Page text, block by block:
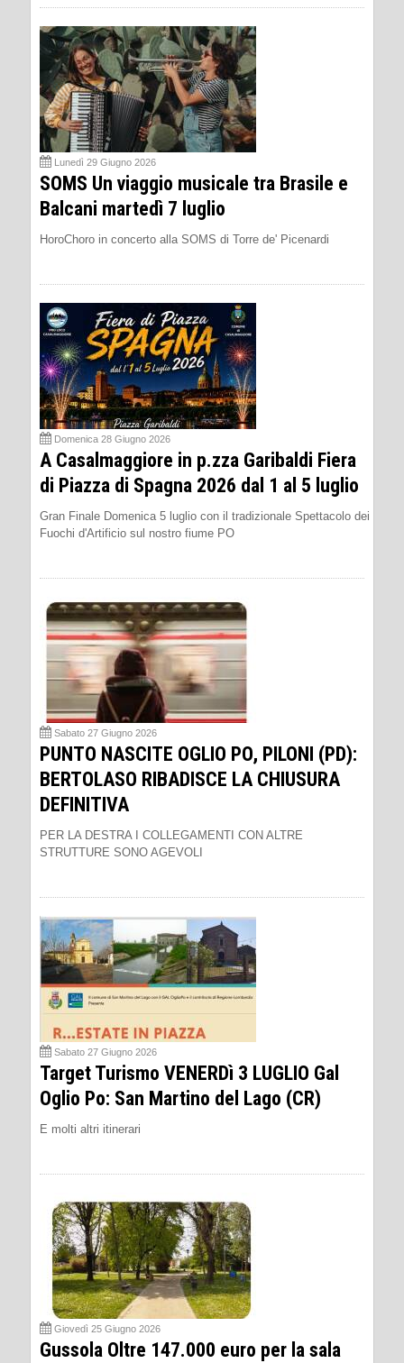
Lunedì 29 Giugno 2026
SOMS Un viaggio musicale tra Brasile e
Balcani martedì 7 luglio
HoroChoro in concerto alla SOMS di Torre de' Picenardi
Domenica 28 Giugno 2026
A Casalmaggiore in p.zza Garibaldi Fiera
di Piazza di Spagna 2026 dal 1 al 5 luglio
Gran Finale Domenica 5 luglio con il tradizionale Spettacolo dei
Fuochi d'Artificio sul nostro fiume PO
Sabato 27 Giugno 2026
PUNTO NASCITE OGLIO PO, PILONI (PD):
BERTOLASO RIBADISCE LA CHIUSURA
DEFINITIVA
PER LA DESTRA I COLLEGAMENTI CON ALTRE
STRUTTURE SONO AGEVOLI
Sabato 27 Giugno 2026
Target Turismo VENERDì 3 LUGLIO Gal
Oglio Po: San Martino del Lago (CR)
E molti altri itinerari
Giovedì 25 Giugno 2026
Gussola Oltre 147.000 euro per la sala